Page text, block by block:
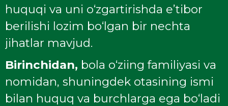
huquqi va uni o‘zgartirishda e’tibor
berilishi lozim bo‘lgan bir nechta
jihatlar mavjud.
Birinchidan, bola o‘ziing familiyasi va
nomidan, shuningdek otasining ismi
bilan huquq va burchlarga ega bo‘ladi